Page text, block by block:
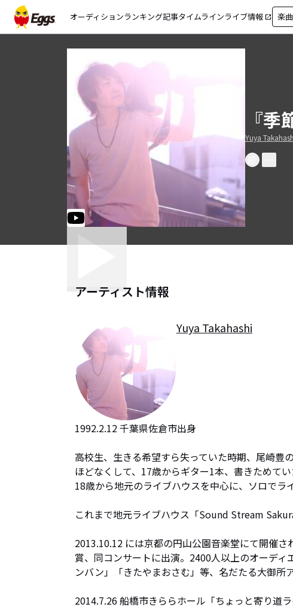
オーディションランキング記事タイムラインライブ情報 open_in_new 楽
『
Yuya
アーティスト情報
Yuya Takahashi
1992.2.12 千葉県佐倉市出身
高校生、生きる希望すら失っていた時期、尾崎豊
ほどなくして、17歳からギター1本、書きためて
18歳から地元のライブハウスを中心に、ソロでラ
これまで地元ライブハウス「Sound Stream
2013.10.12 には京都の円山公園音楽堂にて開催
賞、同コンサートに出演。2400人以上のオーデ
ンバン」「きたやまおさむ」等、名だたる大御所
2014.7.26 船橋市きららホール「ちょっと寄り道